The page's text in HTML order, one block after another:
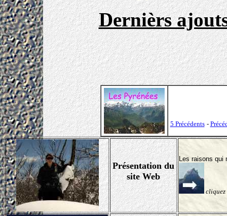
Dernièrs
5 Précédents -
Présentation du
site Web
Les raisons qui